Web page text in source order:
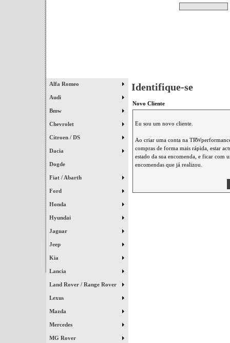
Alfa Romeo
Audi
Bmw
Chevrolet
Citroen / DS
Dacia
Dogde
Fiat / Abarth
Ford
Honda
Hyundai
Jaguar
Jeep
Kia
Lancia
Land Rover / Range Rover
Lexus
Mazda
Mercedes
MG Rover
Identifique-se
Novo Cliente
Eu sou um novo cliente.
Ao criar uma conta na
compras de forma mais rápida, estar
estado da sua encomenda, e ficar com
encomendas que já realizou.